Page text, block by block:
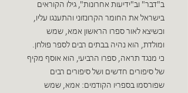
ב"דבר" וב"ידיעות אחרונות", גילו הקוראים
בישראל את החומר הקרונזוני והתענגו עליו,
וכשיצא לאור ספרו הראשון אמא, שמש
ומולדת, הוא נהיה בבתים רבים לספר פולחן.
כי מנגד תראה, ספרו הרביעי, הוא אוסף מקיף
של סיפורים חדשים ושל סיפורים רבים
שפורסמו בספריו הקודמים: אמא, שמש